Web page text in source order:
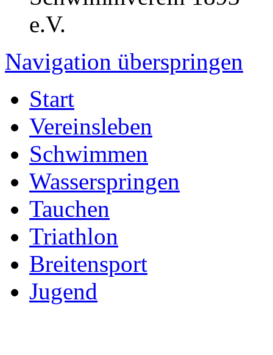
Navigation überspringen
Start
Vereinsleben
Schwimmen
Wasserspringen
Tauchen
Triathlon
Breitensport
Jugend